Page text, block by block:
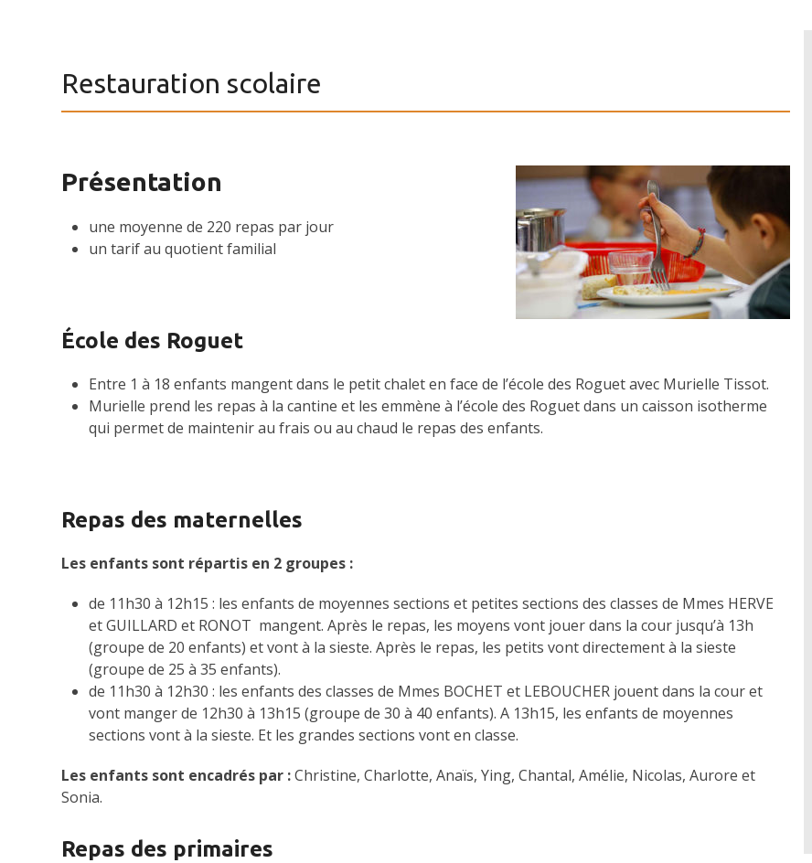
Restauration scolaire
Présentation
une moyenne de 220 repas par jour
un tarif au quotient familial
École des Roguet
Entre 1 à 18 enfants mangent dans le petit chalet en face de l’école des Roguet avec Murielle Tissot.
Murielle prend les repas à la cantine et les emmène à l’école des Roguet dans un caisson isotherme
qui permet de maintenir au frais ou au chaud le repas des enfants.
Repas des maternelles
Les enfants sont répartis en 2 groupes :
de 11h30 à 12h15 : les enfants de moyennes sections et petites sections des classes de Mmes HERVE
et GUILLARD et RONOT mangent. Après le repas, les moyens vont jouer dans la cour jusqu’à 13h
(groupe de 20 enfants) et vont à la sieste. Après le repas, les petits vont directement à la sieste
(groupe de 25 à 35 enfants).
de 11h30 à 12h30 : les enfants des classes de Mmes BOCHET et LEBOUCHER jouent dans la cour et
vont manger de 12h30 à 13h15 (groupe de 30 à 40 enfants). A 13h15, les enfants de moyennes
sections vont à la sieste. Et les grandes sections vont en classe.
Les enfants sont encadrés par :Christine, Charlotte, Anaïs, Ying, Chantal, Amélie, Nicolas, Aurore et
Sonia.
Repas des primaires